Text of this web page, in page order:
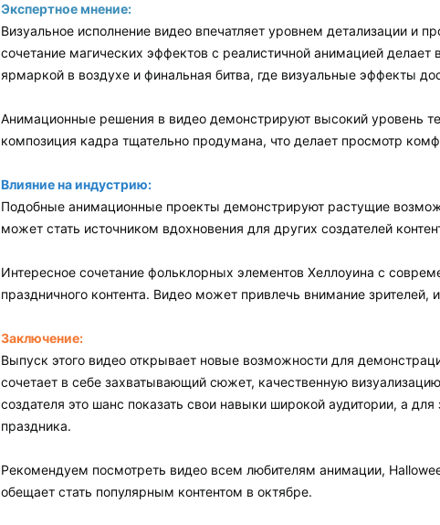
Экспертное мнение:
Визуальное исполнение видео впечатляет уровнем детализации и
сочетание магических эффектов с реалистичной анимацией
ярмаркой в воздухе и финальная битва, где визуальные эффекты
Анимационные решения в видео демонстрируют высокий уровень
композиция кадра тщательно продумана, что делает просмотр
Влияние на индустрию:
Подобные анимационные проекты демонстрируют растущие
может стать источником вдохновения для других создателей
Интересное сочетание фольклорных элементов Хеллоуина с
праздничного контента. Видео может привлечь внимание
Заключение:
Выпуск этого видео открывает новые возможности для
сочетает в себе захватывающий сюжет, качественную
создателя это шанс показать свои навыки широкой аудитории, а
праздника.
Рекомендуем посмотреть видео всем любителям анимации,
обещает стать популярным контентом в октябре.